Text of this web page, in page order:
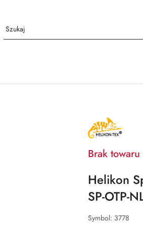
NAZWA
PRODUCENTA:
HELIKON
Brak towaru
Helikon
SP-OTP-
Symbol: 3778